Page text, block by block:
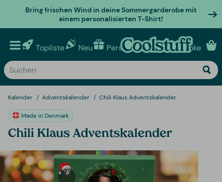
Bring frischen Wind in deine Sommergarderobe mit
einem personalisierten T-Shirt!
Topliste Neu Personalisierte geschenke
Kalender Adventskalender Chili Klaus Adventskalender
Made in Denmark
Chili Klaus Adventskalender